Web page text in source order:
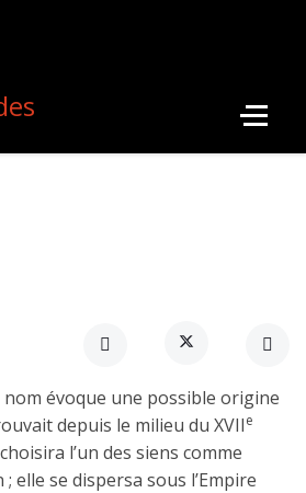
évoque une possible origine
depuis le milieu du XVIIe
l’un des siens comme
elle se dispersa sous l’Empire